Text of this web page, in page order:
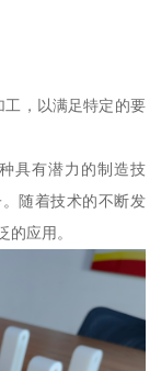
，以满足特定的要
具有潜力的制造技
随着技术的不断发
的应用。